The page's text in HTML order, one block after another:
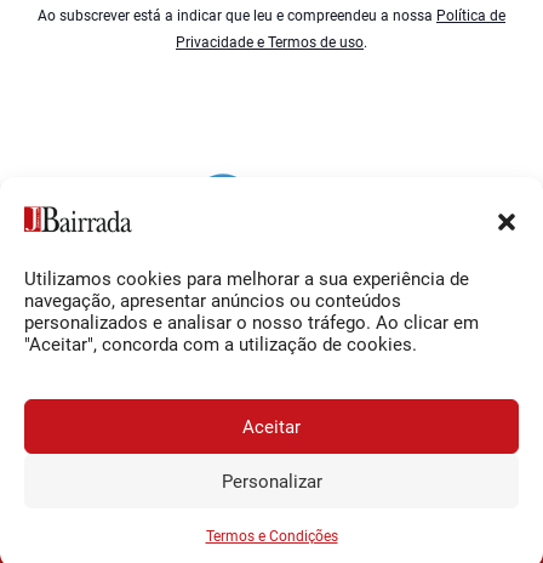
Utilizamos cookies para melhorar a sua experiência de
navegação, apresentar anúncios ou conteúdos
personalizados e analisar o nosso tráfego. Ao clicar em
"Aceitar", concorda com a utilização de cookies.
Aceitar
Personalizar
Termos e Condições
Ao subscrever está a indicar que leu e compreendeu a nossa Política de
Privacidade e Termos de uso.
0,34€/semana
Siga-nos
Facebook
O Jornal da Bairrada
Contactos
Termos e Condições
© 2026 Jornal da Bairrada